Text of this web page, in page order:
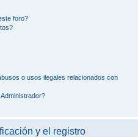
foro?
o usos ilegales relacionados con
y el registro